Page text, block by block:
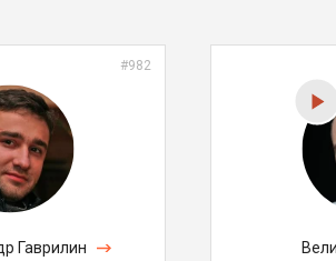
#982
Гаврилин